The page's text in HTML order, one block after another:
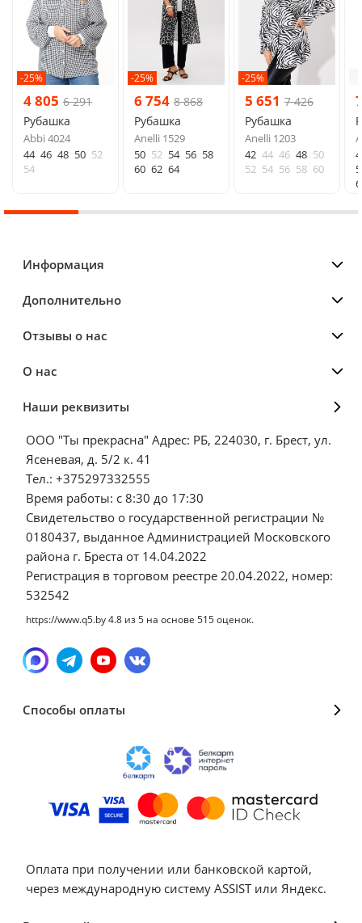
-25%
4 805 6 291
Рубашка
Abbi 4024
44 46 48 50 52
54
-25%
6 754 8 868
Рубашка
Anelli 1529
50 52 54 56 58
60 62 64
-25%
5 651 7 426
Рубашка
Anelli 1203
42 44 46 48 50
52 54 56 58 60
Информация
Дополнительно
Отзывы о нас
О нас
Наши реквизиты
ООО "Ты прекрасна" Адрес: РБ, 224030, г. Брест, ул.
Ясеневая, д. 5/2 к. 41
Тел.: +375297332555
Время работы: с 8:30 до 17:30
Свидетельство о государственной регистрации №
0180437, выданное Администрацией Московского
района г. Бреста от 14.04.2022
Регистрация в торговом реестре 20.04.2022, номер:
532542
https://www.q5.by4.8 из5 на основе 515оценок.
Способы оплаты
Оплата при получении или банковской картой,
через международную систему ASSIST или Яндекс.